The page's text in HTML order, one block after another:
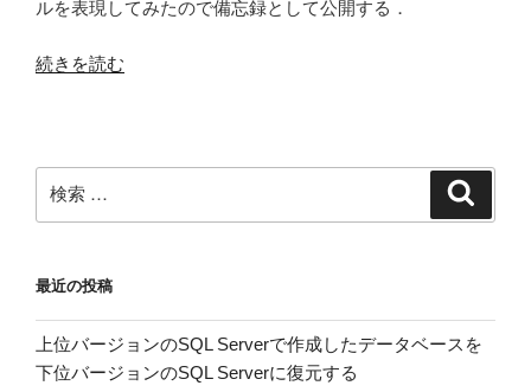
ルを表現してみたので備忘録として公開する．
“Cytoscape
オ
ブ
ク
ト
モ
デ
続きを読む
索:
最近の投稿
上位バージョンのSQL Serverで作成したデータベースを
下位バージョンのSQL Serverに復元する